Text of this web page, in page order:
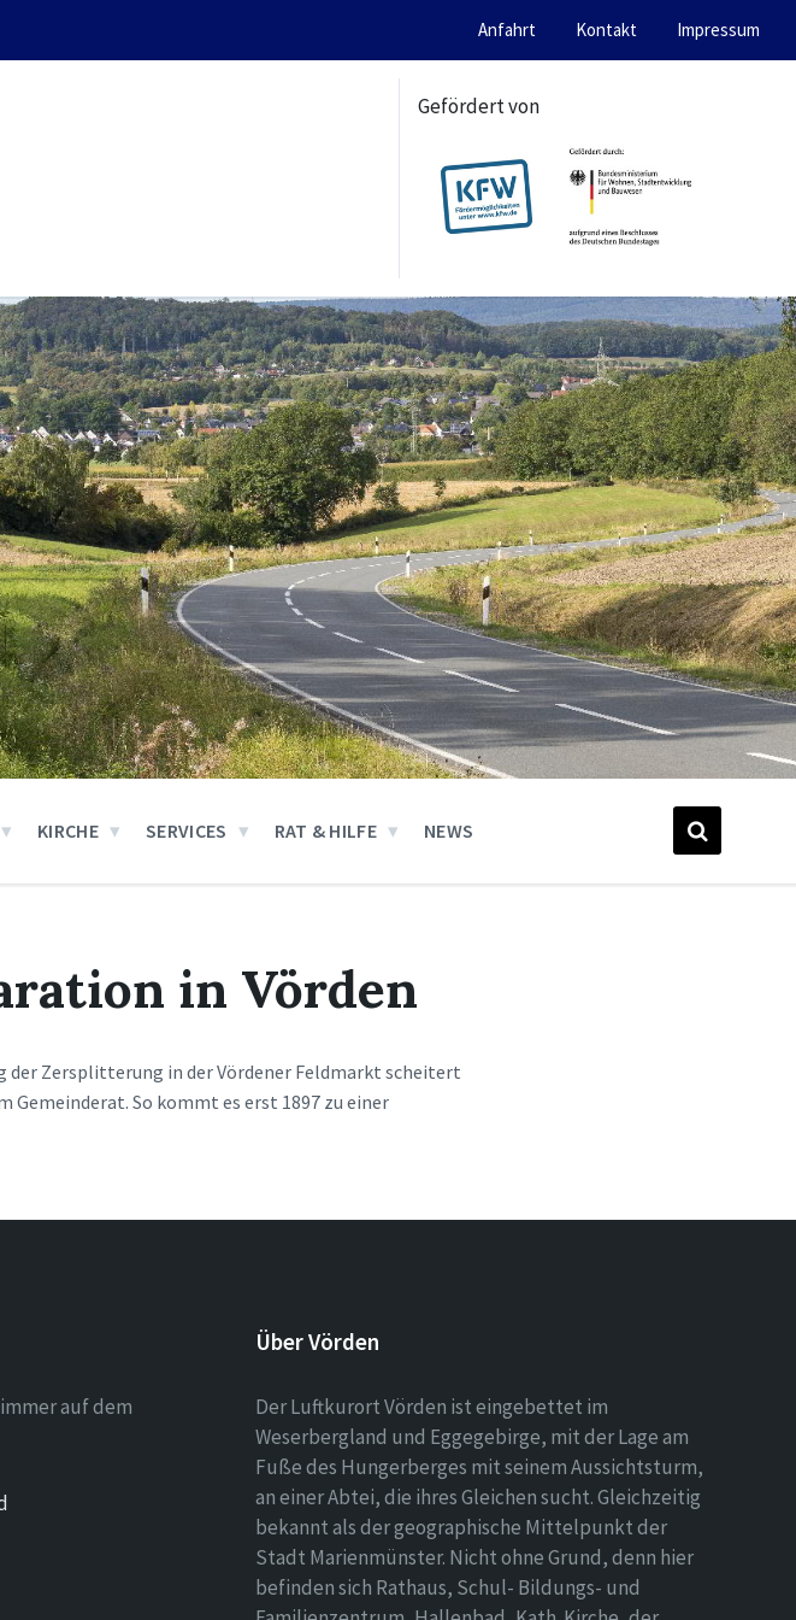
Anfahrt Kontakt Impressum
Gefördert von
KIRCHE SERVICES RAT & HILFE NEWS
in Vörden
der Zersplitterung in der Vördener Feldmarkt scheitert
Gemeinderat. So kommt es erst 1897 zu einer
auf dem
Über Vörden
Der Luftkurort Vörden ist eingebettet im
Weserbergland und Eggegebirge, mit der Lage am
Fuße des Hungerberges mit seinem Aussichtsturm,
an einer Abtei, die ihres Gleichen sucht. Gleichzeitig
bekannt als der geographische Mittelpunkt der
Stadt Marienmünster. Nicht ohne Grund, denn hier
befinden sich Rathaus, Schul- Bildungs- und